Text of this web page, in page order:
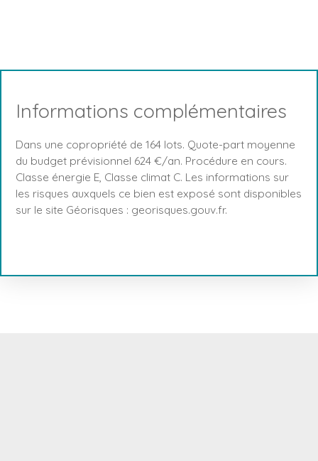
Informations complémentaires
Dans une copropriété de 164 lots. Quote-part moyenne
du budget prévisionnel 624 €/an. Procédure en cours.
Classe énergie E, Classe climat C. Les informations sur
les risques auxquels ce bien est exposé sont disponibles
sur le site Géorisques : georisques.gouv.fr.